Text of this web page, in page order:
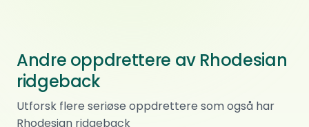
Andre oppdrettere av Rhodesian
ridgeback
Utforsk flere seriøse oppdrettere som også har
Rhodesian ridgeback
Makaita
Rhodesian ridgeback